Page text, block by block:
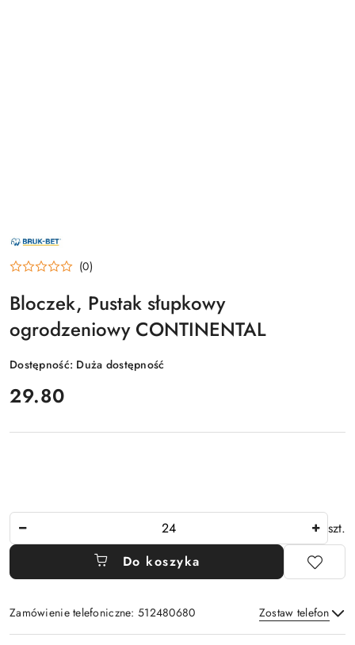
NAZWA
PRODUCENTA:
BRUK-
BET (0)
Bloczek, Pustak słupkowy
ogrodzeniowy CONTINENTAL
Dostępność: Duża dostępność
cena:
29.80
szt.
Do koszyka
Zamówienie telefoniczne: 512480680 Zostaw telefon